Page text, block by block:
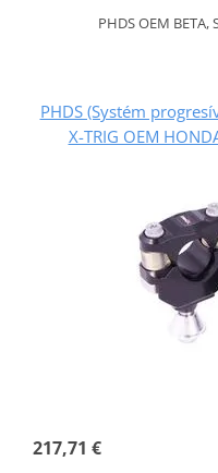
PHDS OEM
PHDS (Systém
X-TRIG OEM
217,71 €